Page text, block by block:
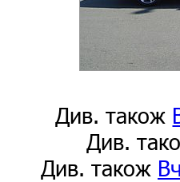
Див. також
Див.
Див. також